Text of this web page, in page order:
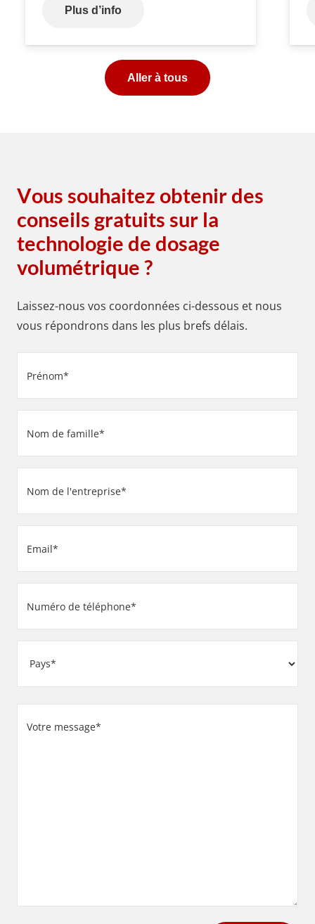
Plus d’info
Aller à tous
Vous souhaitez obtenir des
conseils gratuits sur la
technologie de dosage
volumétrique ?
Laissez-nous vos coordonnées ci-dessous et nous
vous répondrons dans les plus brefs délais.
(Nécessaire)
de
famille
de
l'entreprise
(Nécessaire)
de
téléphone
message